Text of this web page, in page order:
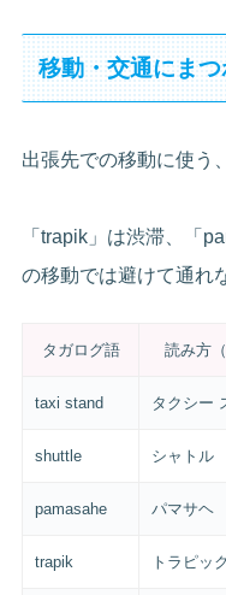
移動・交通にま
出張先での移動に使う
「trapik」は渋滞、「
の移動では避けて通れ
タガログ語 読み方
taxi stand タクシー
shuttle シャトル
pamasahe パマサヘ
trapik トラピック